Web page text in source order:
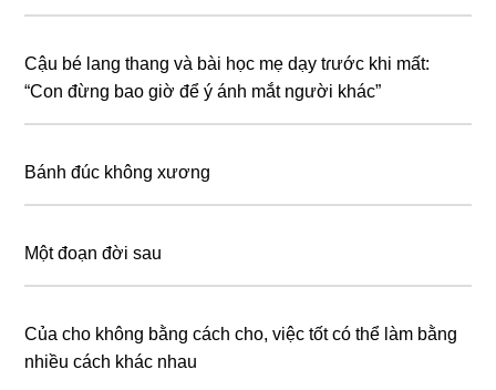
Cậu bé lang thang và bài học mẹ dạy tɾước khi mất:
“Con đừng bao giờ để ý ánh mắt người khác”
Bánh đúc không xương
Một đoạn đời sau
Của cho không bằng cách cho, việc tốt có thể làm bằng
nhiều cách khác nhau